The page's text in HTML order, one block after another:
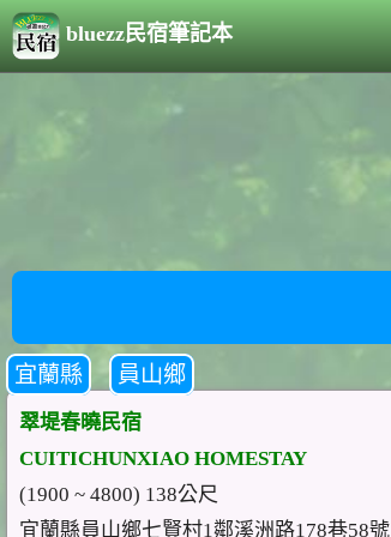
bluezz民宿筆記本
宜蘭縣 員山鄉
翠堤春曉民宿
CUITICHUNXIAO HOMESTAY
(1900 ~ 4800) 138公尺
宜蘭縣員山鄉七賢村1鄰溪洲路178巷58號